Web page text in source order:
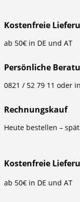
Kostenfreie
ab 50€ in DE und AT
Persönliche
0821 / 52 79 11 oder
Rechnungskauf
Heute bestellen –
Kostenfreie
ab 50€ in DE und AT